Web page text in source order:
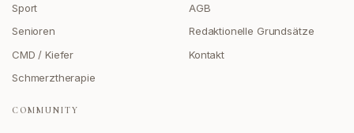
Sport
Senioren
CMD / Kiefer
Schmerztherapie
COMMUNITY
AGB
Redaktionelle Grundsätze
Kontakt